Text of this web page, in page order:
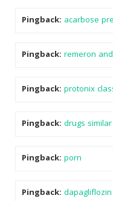
Pingback: acarbose
Pingback: remeron
Pingback: protonix
Pingback: drugs
Pingback: porn
Pingback: